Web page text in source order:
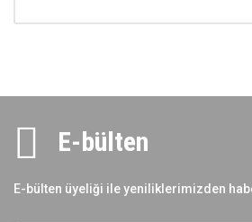
E-bülten
E-bülten üyeliği ile yeniliklerimizden